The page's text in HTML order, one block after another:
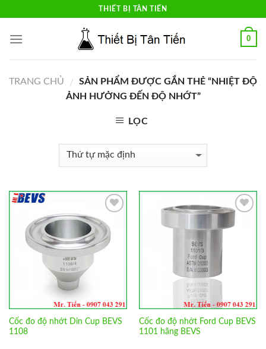
content
THIẾT BỊ TÂN TIẾN
0
TRANG CHỦ /
SẢN PHẨM ĐƯỢC GẮN THẺ “NHIỆT ĐỘ
ẢNH HƯỞNG ĐẾN ĐỘ NHỚT”
LỌC
Add to
Wishlist
Cốc đo độ nhớt Din Cup BEVS
1108
Add to
Wishlist
Cốc đo độ nhớt Ford Cup BEVS
1101 hãng BEVS